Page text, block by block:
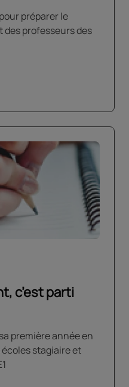
préparer le
professeurs des
c’est parti
première année en
stagiaire et